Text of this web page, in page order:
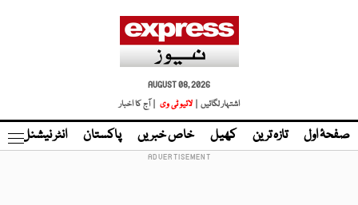
AUGUST 08, 2026
اشتہار لگائیں |
لائیو ٹی وی | آج کا اخبار
صفحۂ اول تازہ ترین کھیل خاص خبریں پاکستان انٹر نیشنل